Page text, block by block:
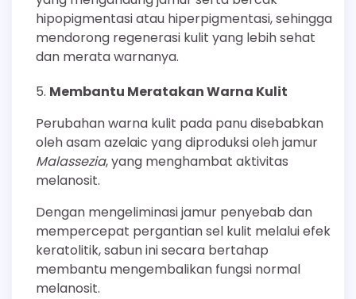
hipopigmentasi atau hiperpigmentasi, sehingga
mendorong regenerasi kulit yang lebih sehat
dan merata warnanya.
Membantu Meratakan Warna Kulit
Perubahan warna kulit pada panu disebabkan
oleh asam azelaic yang diproduksi oleh jamur
Malassezia, yang menghambat aktivitas
melanosit.
Dengan mengeliminasi jamur penyebab dan
mempercepat pergantian sel kulit melalui efek
keratolitik, sabun ini secara bertahap
membantu mengembalikan fungsi normal
melanosit.